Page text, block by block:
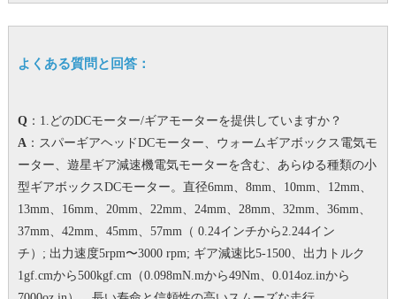
よくある質問と回答：
Q：1.どのDCモーター/ギアモーターを提供していますか？
A：スパーギアヘッドDCモーター、ウォームギアボックス電気モ
ーター、遊星ギア減速機電気モーターを含む、あらゆる種類の小
型ギアボックスDCモーター。 直径6mm、8mm、10mm、12mm、
13mm、16mm、20mm、22mm、24mm、28mm、32mm、36mm、
37mm、42mm、45mm、57mm（ 0.24インチから2.244イン
チ）; 出力速度5rpm〜3000 rpm; ギア減速比5-1500、出力トルク
1gf.cmから500kgf.cm（0.098mN.mから49Nm、0.014oz.inから